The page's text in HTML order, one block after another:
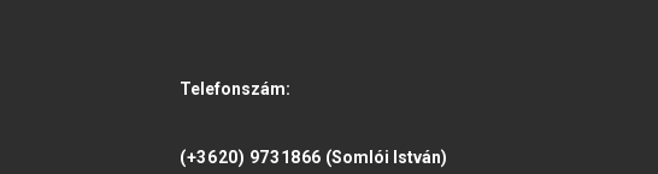
Telefonszám:
(+3620) 9731866 (Somlói István)